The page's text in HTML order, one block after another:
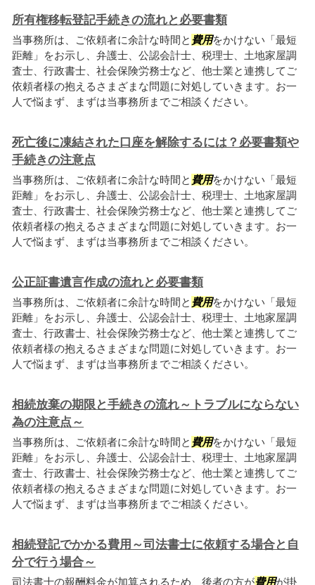
所有権移転登記手続きの流れと必要書類
当事務所は、ご依頼者に余計な時間と 費用をかけない「最短
距離」をお示し、弁護士、公認会計士、税理士、土地家屋調
査士、行政書士、社会保険労務士など、他士業と連携してご
依頼者様の抱えるさまざまな問題に対処していきます。お一
人で悩まず、まずは当事務所までご相談ください。
死亡後に凍結された口座を解除するには？必要書類や
手続きの注意点
当事務所は、ご依頼者に余計な時間と 費用をかけない「最短
距離」をお示し、弁護士、公認会計士、税理士、土地家屋調
査士、行政書士、社会保険労務士など、他士業と連携してご
依頼者様の抱えるさまざまな問題に対処していきます。お一
人で悩まず、まずは当事務所までご相談ください。
公正証書遺言作成の流れと必要書類
当事務所は、ご依頼者に余計な時間と 費用をかけない「最短
距離」をお示し、弁護士、公認会計士、税理士、土地家屋調
査士、行政書士、社会保険労務士など、他士業と連携してご
依頼者様の抱えるさまざまな問題に対処していきます。お一
人で悩まず、まずは当事務所までご相談ください。
相続放棄の期限と手続きの流れ～トラブルにならない
為の注意点～
当事務所は、ご依頼者に余計な時間と 費用をかけない「最短
距離」をお示し、弁護士、公認会計士、税理士、土地家屋調
査士、行政書士、社会保険労務士など、他士業と連携してご
依頼者様の抱えるさまざまな問題に対処していきます。お一
人で悩まず、まずは当事務所までご相談ください。
相続登記でかかる費用～司法書士に依頼する場合と自
分で行う場合～
司法書士の報酬料金が加算されるため、後者の方が費用が掛